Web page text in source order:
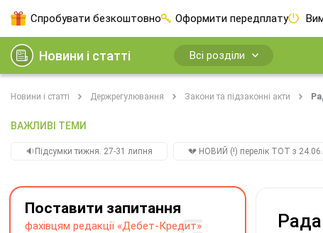
Спробувати безкоштовно Оформити передплату
Новини і статті Всі розділи
Новини і статті Держрегулювання Закони та підзаконні акти
ВАЖЛИВІ ТЕМИ
🔉Підсумки тижня. 27-31 липня 💔 НОВИЙ (!) перелік ТОТ з
Рада
Поставити запитання
фахівцям редакції «Дебет-Кредит»